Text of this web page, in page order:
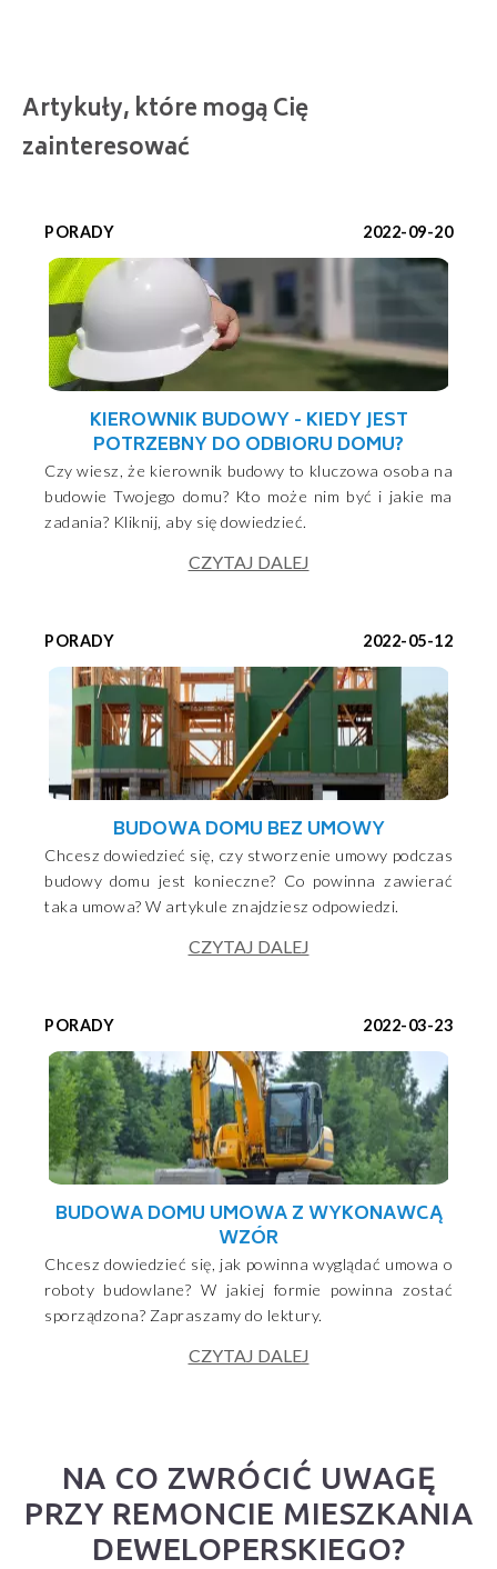
Artykuły, które mogą Cię
zainteresować
PORADY 2022-09-20
KIEROWNIK BUDOWY - KIEDY JEST
POTRZEBNY DO ODBIORU DOMU?
Czy wiesz, że kierownik budowy to kluczowa osoba na
budowie Twojego domu? Kto może nim być i jakie ma
zadania? Kliknij, aby się dowiedzieć.
CZYTAJ DALEJ
PORADY 2022-05-12
BUDOWA DOMU BEZ UMOWY
Chcesz dowiedzieć się, czy stworzenie umowy podczas
budowy domu jest konieczne? Co powinna zawierać
taka umowa? W artykule znajdziesz odpowiedzi.
CZYTAJ DALEJ
PORADY 2022-03-23
BUDOWA DOMU UMOWA Z WYKONAWCĄ
WZÓR
Chcesz dowiedzieć się, jak powinna wyglądać umowa o
roboty budowlane? W jakiej formie powinna zostać
sporządzona? Zapraszamy do lektury.
CZYTAJ DALEJ
NA CO ZWRÓCIĆ UWAGĘ
PRZY REMONCIE MIESZKANIA
DEWELOPERSKIEGO?